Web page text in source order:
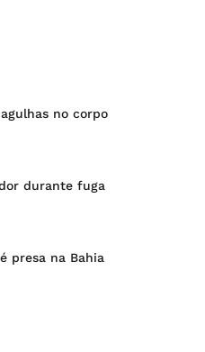
no corpo
durante fuga
presa na Bahia